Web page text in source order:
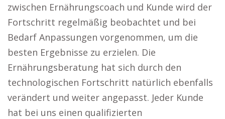
zwischen Ernährungscoach und Kunde wird der
Fortschritt regelmäßig beobachtet und bei
Bedarf Anpassungen vorgenommen, um die
besten Ergebnisse zu erzielen. Die
Ernährungsberatung hat sich durch den
technologischen Fortschritt natürlich ebenfalls
verändert und weiter angepasst. Jeder Kunde
hat bei uns einen qualifizierten